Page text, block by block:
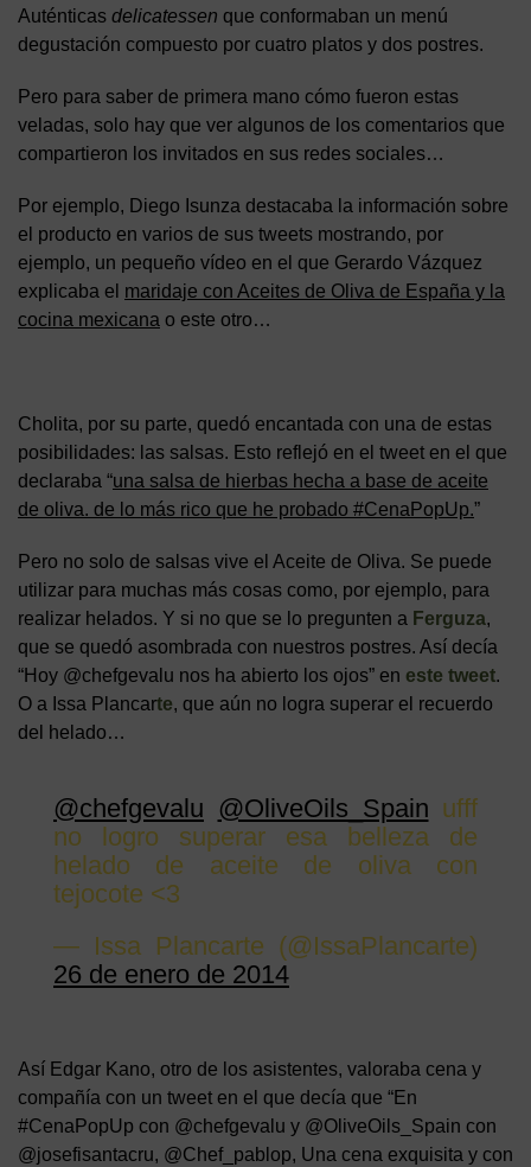
Auténticas delicatessen que conformaban un menú
degustación compuesto por cuatro platos y dos postres.
Pero para saber de primera mano cómo fueron estas
veladas, solo hay que ver algunos de los comentarios que
compartieron los invitados en sus redes sociales…
Por ejemplo, Diego Isunza destacaba la información sobre
el producto en varios de sus tweets mostrando, por
ejemplo, un pequeño vídeo en el que Gerardo Vázquez
explicaba el maridaje con Aceites de Oliva de España y la
cocina mexicana o este otro…
Cholita, por su parte, quedó encantada con una de estas
posibilidades: las salsas. Esto reflejó en el tweet en el que
declaraba “una salsa de hierbas hecha a base de aceite
de oliva. de lo más rico que he probado #CenaPopUp.”
Pero no solo de salsas vive el Aceite de Oliva. Se puede
utilizar para muchas más cosas como, por ejemplo, para
realizar helados. Y si no que se lo pregunten a Ferguza,
que se quedó asombrada con nuestros postres. Así decía
“Hoy @chefgevalu nos ha abierto los ojos” en este tweet.
O a Issa Plancarte, que aún no logra superar el recuerdo
del helado…
@chefgevalu @OliveOils_Spain ufff
no logro superar esa belleza de
helado de aceite de oliva con
tejocote <3
— Issa Plancarte (@IssaPlancarte)
26 de enero de 2014
Así Edgar Kano, otro de los asistentes, valoraba cena y
compañía con un tweet en el que decía que “En
#CenaPopUp con @chefgevalu y @OliveOils_Spain con
@josefisantacru, @Chef_pablop, Una cena exquisita y con